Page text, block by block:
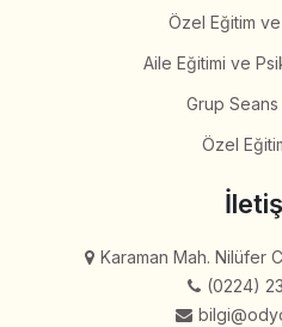
Özel Eğitim
Aile Eğitimi ve
Grup Seans
Özel
Karaman Mah. Nilüfer
(0224)